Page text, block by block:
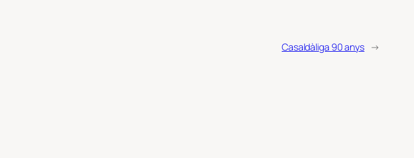
Casaldàliga 90 anys →